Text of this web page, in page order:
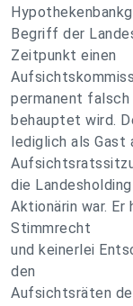
Begriff der
Zeitpunkt einen
permanent falsch
behauptet wird.
lediglich als Gast
die Landesholding
Aktionärin war.
Stimmrecht
und keinerlei
den
Aufsichtsräten